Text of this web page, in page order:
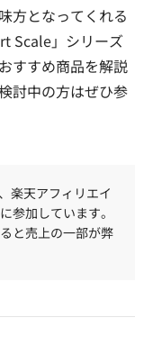
方となってくれる
Scale」シリーズ
すすめ商品を解説
討中の方はぜひ参
楽天アフィリエイ
参加しています。
と売上の一部が弊